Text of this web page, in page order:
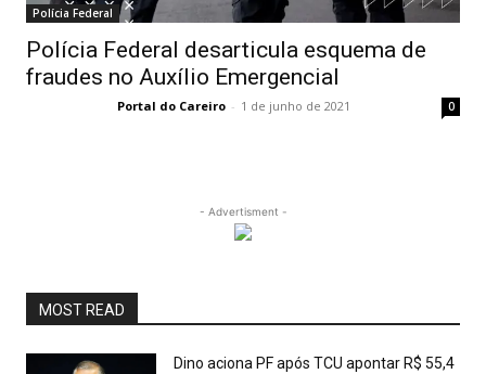
Polícia Federal
Polícia Federal desarticula esquema de
fraudes no Auxílio Emergencial
Portal do Careiro - 1 de junho de 2021 0
- Advertisment -
MOST READ
Dino aciona PF após TCU apontar R$ 55,4